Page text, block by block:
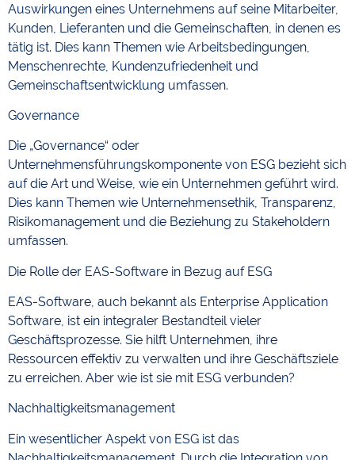
Auswirkungen eines Unternehmens auf seine Mitarbeiter,
Kunden, Lieferanten und die Gemeinschaften, in denen es
tätig ist. Dies kann Themen wie Arbeitsbedingungen,
Menschenrechte, Kundenzufriedenheit und
Gemeinschaftsentwicklung umfassen.
Governance
Die „Governance“ oder
Unternehmensführungskomponente von ESG bezieht sich
auf die Art und Weise, wie ein Unternehmen geführt wird.
Dies kann Themen wie Unternehmensethik, Transparenz,
Risikomanagement und die Beziehung zu Stakeholdern
umfassen.
Die Rolle der EAS-Software in Bezug auf ESG
EAS-Software, auch bekannt als Enterprise Application
Software, ist ein integraler Bestandteil vieler
Geschäftsprozesse. Sie hilft Unternehmen, ihre
Ressourcen effektiv zu verwalten und ihre Geschäftsziele
zu erreichen. Aber wie ist sie mit ESG verbunden?
Nachhaltigkeitsmanagement
Ein wesentlicher Aspekt von ESG ist das